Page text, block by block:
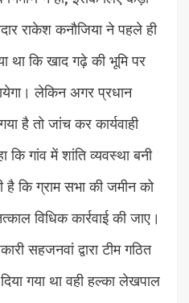
राकेश कनौजिया ने पहले ही
था कि खाद गढ़े की भूमि पर
लेकिन अगर प्रधान
गया है तो जांच कर कार्यवाही
कि गांव में शांति व्यवस्था बनी
है कि ग्राम सभा की जमीन को
विधिक कार्रवाई की जाए।
सहजनवां द्वारा टीम गठित
गया था वही हल्का लेखपाल